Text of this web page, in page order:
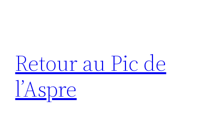
Retour au Pic de
l’Aspre